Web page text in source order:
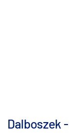
Dalboszek